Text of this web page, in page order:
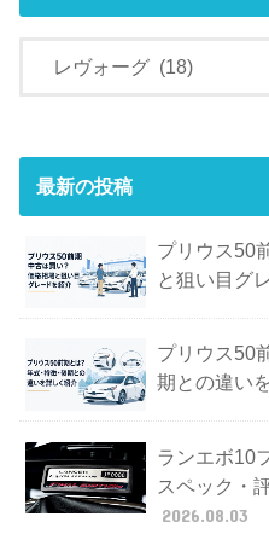
最新の投稿
プリウス50
と狙い目グ
プリウス50
期との違い
ランエボ10
スペック・
2026.08.03